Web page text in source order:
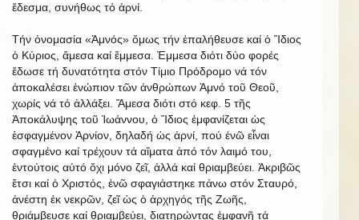
ἔδεσμα, συνήθως τό ἀρνί.
Τήν ὀνομασία «Ἀμνός» ὅμως τήν ἐπαλήθευσε καί ὁ Ἴδιος
ὁ Κύριος, ἄμεσα καί ἔμμεσα. Ἐμμεσα διότι δύο φορές
ἔδωσε τή δυνατότητα στόν Τίμιο Πρόδρομο νά τόν
ἀποκαλέσει ἐνώπιον τῶν ἀνθρώπων Ἀμνό τοῦ Θεοῦ,
χωρίς νά τό ἀλλάξει. Ἄμεσα διότι στό κεφ. 5 τῆς
Ἀποκάλυψης τοῦ Ἰωάννου, ὁ Ἴδιος ἐμφανίζεται ὡς
ἐσφαγμένον Ἀρνίον, δηλαδή ὡς ἀρνί, πού ἐνῶ εἶναι
σφαγμένο καί τρέχουν τά αἵματα ἀπό τόν λαιμό του,
ἐντούτοις αὐτό ὄχι μόνο ζεῖ, ἀλλά καί θριαμβεύει. Ἀκριβῶς
ἔτσι καί ὁ Χριστός, ἐνῶ σφαγιάστηκε πάνω στόν Σταυρό,
ἀνέστη ἐκ νεκρῶν, ζεῖ ὡς ὁ ἀρχηγός τῆς Ζωῆς,
θριάμβευσε καί θριαμβεύει, διατηρώντας ἐμφανῆ τά